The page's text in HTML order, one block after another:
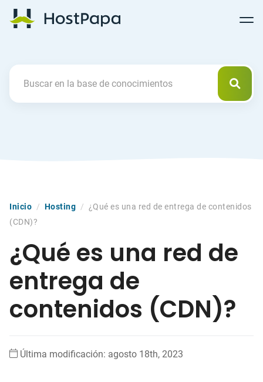
Search For
Inicio / Hosting /
¿Qué es una red de entrega de contenidos
(CDN)?
¿Qué es una red de
entrega de
contenidos (CDN)?
Última modificación: agosto 18th, 2023
us
us
us
us